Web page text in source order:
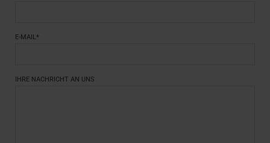
E-MAIL*
IHRE NACHRICHT AN UNS